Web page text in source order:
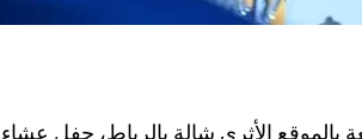
الأثري شالة بالرباط، حفل عشاء